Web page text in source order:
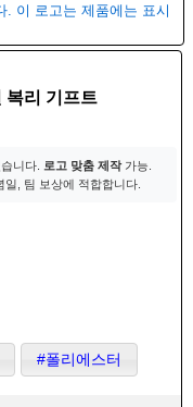
. 이 로고는 제품에는 표시
복리 기프트
니다. 로고 맞춤 제작가능.
일, 팀 보상에 적합합니다.
#폴리에스터